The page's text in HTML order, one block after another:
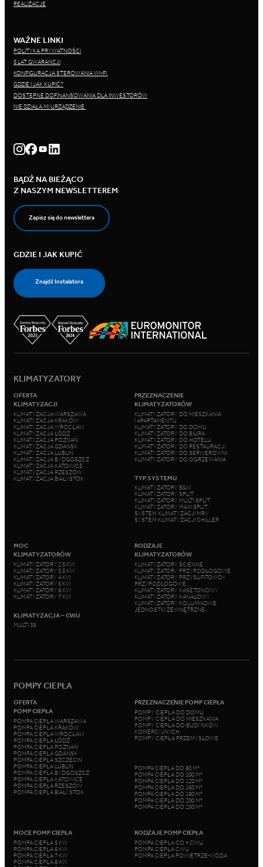
REALIZACJE
WAŻNE LINKI
POLITYKA PRYWATNOŚCI
5 LAT GWARANCJI
KONFIGURACJA STEROWANIA WI-FI
GDZIE I JAK KUPIĆ?
DOSTĘPNE DOFINANSOWANIA DLA INWESTORÓW
NIE DZIAŁA MI URZĄDZENIE
BĄDŹ NA BIEŻĄCO
Z NASZYM NEWSLETTEREM
Zapisz się do newslettera
GDZIE I JAK KUPIĆ
Znajdź Instalatora
KLIMATYZATORY
OFERTA
KLIMATYZACJI
KLIMATYZACJA WARSZAWA
KLIMATYZACJA KRAKÓW
KLIMATYZACJA WROCŁAW
KLIMATYZACJA ŁÓDŹ
KLIMATYZACJA POZNAŃ
KLIMATYZACJA GDAŃSK
KLIMATYZACJA LUBLIN
KLIMATYZACJA BYDGOSZCZ
KLIMATYZACJA KATOWICE
KLIMATYZACJA RZESZÓW
KLIMATYZACJA BIAŁYSTOK
PRZEZNACZENIE
KLIMATYZATORÓW
KLIMATYZATORY DO MIESZKANIA
I APARTAMENTU
KLIMATYZATORY DO DOMU
KLIMATYZATORY DO BIURA
KLIMATYZATORY DO HOTELU
KLIMATYZATORY DO RESTAURACJI
KLIMATYZATORY DO SERWEROWNI
KLIMATYZATORY DO OGRZEWANIA
TYP SYSTEMU
KLIMATYZATORY B&W
KLIMATYZATORY SPLIT
KLIMATYZATORY MULTI SPLIT
KLIMATYZATORY MAXI SPLIT
SYSTEM KLIMATYZACJI MRV
SYSTEM KLIMATYZACJI CHILLER
MOC
KLIMATYZATORÓW
KLIMATYZATORY 2,5 KW
KLIMATYZATORY 3,5 KW
KLIMATYZATORY 4 KW
KLIMATYZATORY 5 KW
KLIMATYZATORY 6 KW
KLIMATYZATORY 7 KW
KLIMATYZACJA – CWU
MULTI 3S
RODZAJE
KLIMATYZATORÓW
KLIMATYZATORY ŚCIENNE
KLIMATYZATORY PRZYPODŁOGOWE
KLIMATYZATORY PRZYSUFITOWO-
PRZYPODŁOGOWE
KLIMATYZATORY KASETONOWY
KLIMATYZATORY KANAŁOWY
KLIMATYZATORY KOLUMNOWE
JEDNOSTKI ZEWNĘTRZNE
POMPY CIEPŁA
OFERTA
POMP CIEPŁA
POMPA CIEPŁA WARSZAWA
POMPA CIEPŁA KRAKÓW
POMPA CIEPŁA WROCŁAW
POMPA CIEPŁA ŁÓDŹ
POMPA CIEPŁA POZNAŃ
POMPA CIEPŁA GDAŃSK
POMPA CIEPŁA SZCZECIN
POMPA CIEPŁA LUBLIN
POMPA CIEPŁA BYDGOSZCZ
POMPA CIEPŁA KATOWICE
POMPA CIEPŁA RZESZÓW
POMPA CIEPŁA BIAŁYSTOK
PRZEZNACZENIE POMP CIEPŁA
POMPY CIEPŁA DO DOMU
POMPY CIEPŁA DO MIESZKANIA
POMPY CIEPŁA DO BUDYNKÓW
KOMERCYJNYCH
POMPY CIEPŁA PRZEMYSŁOWE
POMPA CIEPŁA DO 80 M²
POMPA CIEPŁA DO 100 M²
POMPA CIEPŁA DO 120 M²
POMPA CIEPŁA DO 150 M²
POMPA CIEPŁA DO 180 M²
POMPA CIEPŁA DO 200 M²
POMPA CIEPŁA DO 250 M²
MOCE POMP CIEPŁA
POMPA CIEPŁA 5 KW
POMPA CIEPŁA 6 KW
POMPA CIEPŁA 7 KW
POMPA CIEPŁA 8 KW
RODZAJE POMP CIEPŁA
POMPA CIEPŁA CO + CWU
POMPA CIEPŁA CWU
POMPA CIEPŁA POWIETRZE-WODA